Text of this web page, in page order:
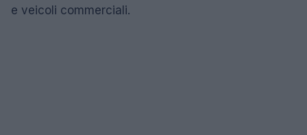
e veicoli commerciali.